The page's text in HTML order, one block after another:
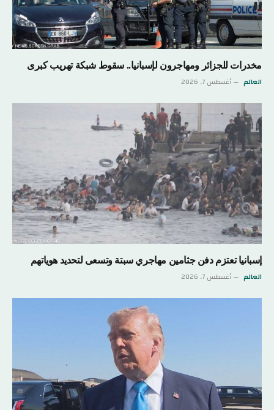
مخدرات للجزائر ومهاجرون لإسبانيا.. سقوط شبكة تهريب كبرى
العالم أغسطس 7, 2026
إسبانيا تعتزم دفن جثامين مهاجري سبتة وتسعى لتحديد هوياتهم
العالم أغسطس 7, 2026